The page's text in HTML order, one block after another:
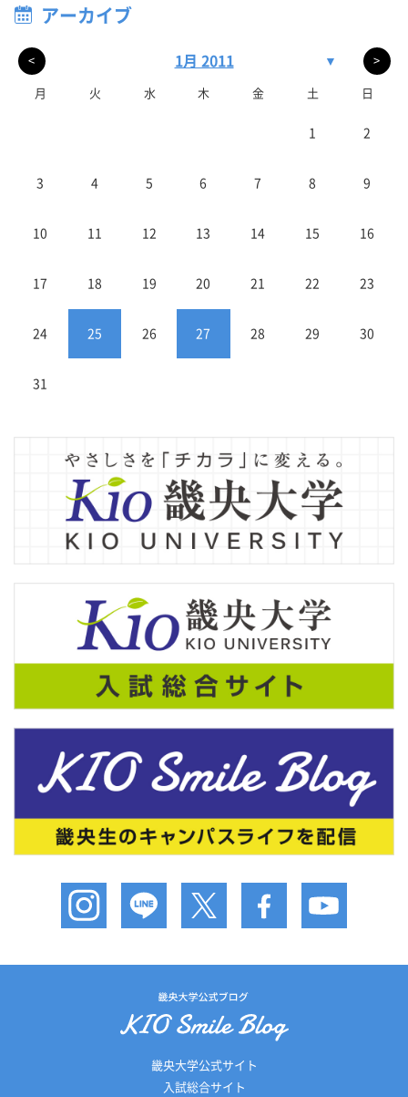
アーカイブ
< 1月 2011 ▼ >
月 火 水 木 金 土 日
1 2
3 4 5 6 7 8 9
10 11 12 13 14 15 16
17 18 19 20 21 22 23
24 25 26 27 28 29 30
31
畿央大学公式サイト
入試総合サイト